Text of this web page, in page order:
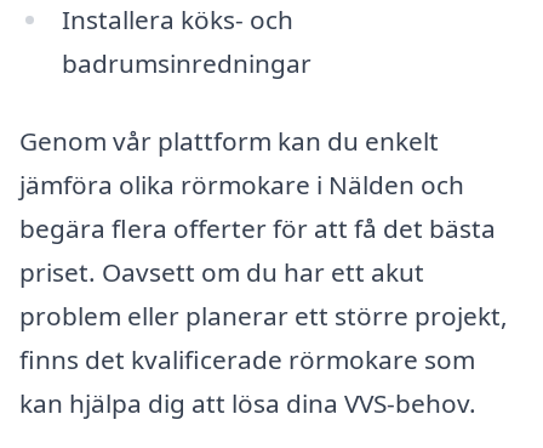
Installera köks- och
badrumsinredningar
Genom vår plattform kan du enkelt
jämföra olika rörmokare i Nälden och
begära flera offerter för att få det bästa
priset. Oavsett om du har ett akut
problem eller planerar ett större projekt,
finns det kvalificerade rörmokare som
kan hjälpa dig att lösa dina VVS-behov.